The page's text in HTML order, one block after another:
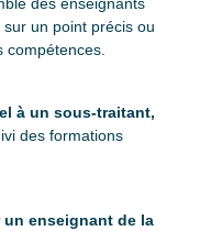
des enseignants
un point précis ou
compétences.
à un sous-traitant,
des formations
un enseignant de la